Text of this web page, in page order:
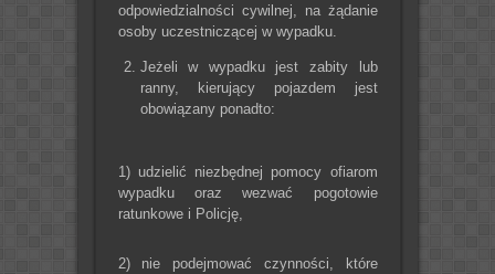
odpowiedzialności cywilnej, na żądanie
osoby uczestniczącej w wypadku.
Jeżeli w wypadku jest zabity lub
ranny, kierujący pojazdem jest
obowiązany ponadto:
1) udzielić niezbędnej pomocy ofiarom
wypadku oraz wezwać pogotowie
ratunkowe i Policję,
2) nie podejmować czynności, które